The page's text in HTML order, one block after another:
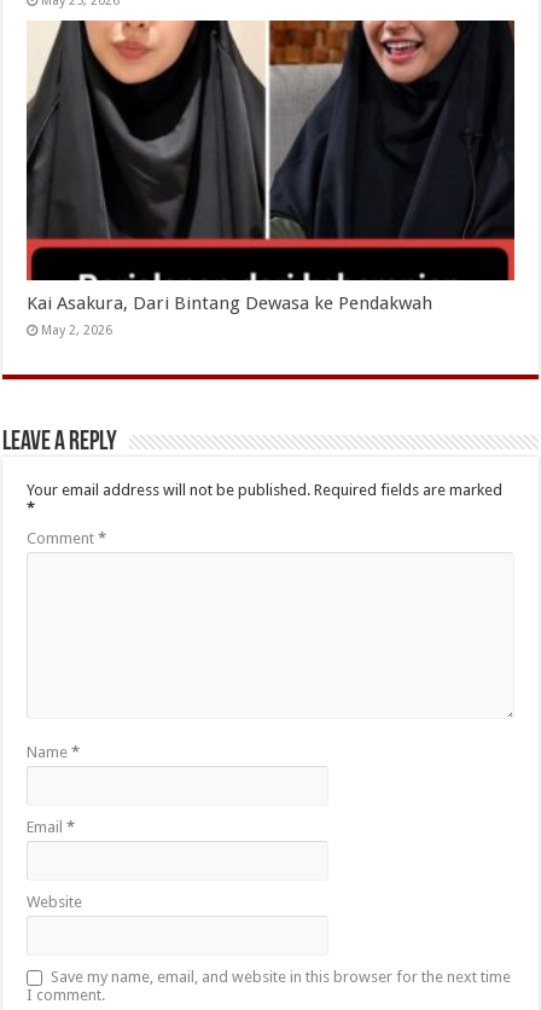
Kai Asakura, Dari Bintang Dewasa ke Pendakwah
May 2, 2026
Leave a Reply
Your email address will not be published. Required fields are marked
*
Comment*
Name*
Email*
Website
Save my name, email, and website in this browser for the next time
I comment.